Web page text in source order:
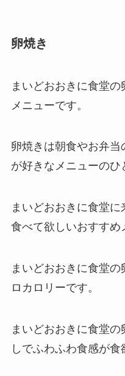
卵焼き
まいどおおきに食堂
メニューです。
卵焼きは朝食やお弁当
が好きなメニューのひ
まいどおおきに食堂
食べて欲しいおすすめ
まいどおおきに食堂
ロカロリーです。
まいどおおきに食堂
しでふわふわ食感が食